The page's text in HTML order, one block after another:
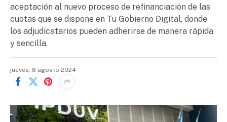
aceptación al nuevo proceso de refinanciación de las
cuotas que se dispone en Tu Gobierno Digital, donde
los adjudicatarios pueden adherirse de manera rápida
y sencilla.
jueves, 8 agosto 2024